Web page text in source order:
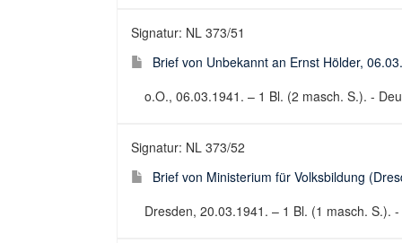
Signatur: NL 373/51
Brief von Unbekannt an Ernst Hölder,
o.O., 06.03.1941. – 1 Bl. (2 masch. S.). -
Signatur: NL 373/52
Brief von Ministerium für Volksbildung
Dresden, 20.03.1941. – 1 Bl. (1 masch. S.).